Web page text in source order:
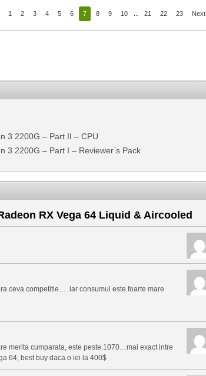
1 2 3 4 5 6 7 8 9 10 21 22 23 Next
3 2200G – Part II – CPU
3 2200G – Part I – Reviewer’s Pack
RX Vega 64 Liquid & Aircooled
ceva competitie…. iar consumul este foarte mare
merita cumparata, este peste 1070…mai exact intre
64, best buy daca o iei la 400$